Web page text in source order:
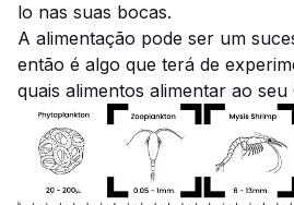
lo nas suas bocas.
A alimentação pode ser um
então é algo que terá de
quais alimentos alimentar ao seu